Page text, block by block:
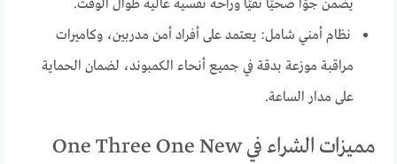
يضمن جوًا صحيًا نقيًا وراحة نفسية عالية طوال الوقت.
نظام أمني شامل: يعتمد على أفراد أمن مدربين، وكاميرات
مراقبة موزعة بدقة في جميع أنحاء الكمبوند، لضمان الحماية
على مدار الساعة.
مميزات الشراء في One Three One New